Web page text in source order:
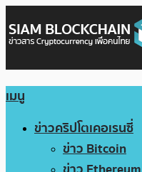
เมนู
ข่าวคริปโตเคอเรนซี่
ข่าว Bitcoin